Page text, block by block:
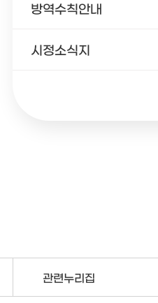
방역수칙안내
시정소식지
관련누리집